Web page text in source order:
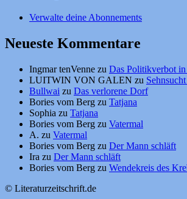
Verwalte deine Abonnements
Neueste Kommentare
Ingmar tenVenne zu Das Politikverbot
LUITWIN VON GALEN zu
Bullwai zu Das verlorene Dorf
Bories vom Berg zu Tatjana
Sophia zu Tatjana
Bories vom Berg zu Vatermal
A. zu Vatermal
Bories vom Berg zu Der Mann schläft
Ira zu Der Mann schläft
Bories vom Berg zu Wendekreis des
© Literaturzeitschrift.de